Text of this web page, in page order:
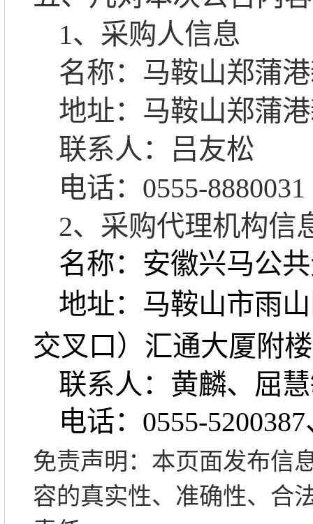
1、采购人信息
名称：马鞍山郑蒲
地址：马鞍山郑蒲
联系人：吕友松
电话： 0555-8880031
2、 采购代理机构信
名称：安徽兴马公
地址： 马鞍山市雨
交叉口）汇通大厦附
联系人：黄麟、屈
电话： 0555-5200387
免责声明：本页面发布信
容的真实性、准确性、合